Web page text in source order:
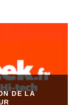
DE LA